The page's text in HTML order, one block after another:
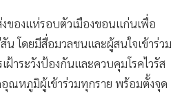
ของแห่รอบตัวเมืองขอนแก่นเพื่อ
น โดยมีสื่อมวลชนและผู้สนใจเข้าร่วม
ฝ้าระวังป้องกันและควบคุมโรคไวรัส
อุณหภูมิผู้เข้าร่วมทุกราย พร้อมตั้งจุด